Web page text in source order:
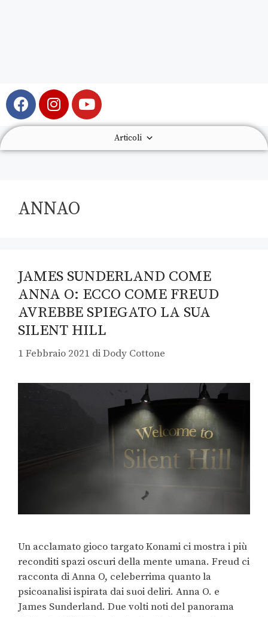
Articoli
ANNAO
JAMES SUNDERLAND COME
ANNA O: ECCO COME FREUD
AVREBBE SPIEGATO LA SUA
SILENT HILL
1 Febbraio 2021 diDody Cottone
Un acclamato gioco targato Konami ci mostra i più
reconditi spazi oscuri della mente umana. Freud ci
racconta di Anna O, celeberrima quanto la
psicoanalisi ispirata dai suoi deliri. Anna O. e
James Sunderland. Due volti noti del panorama